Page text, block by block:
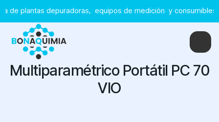
de plantas depuradoras, equipos de medición y consumibles
Multiparamétrico Portátil PC 70
VIO